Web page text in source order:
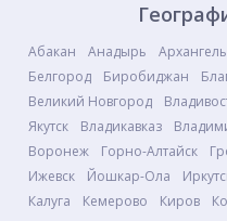
Абакан Анадырь
Белгород
Биробиджан
Великий Новгород
Якутск
Владикавказ
Воронеж
Горно-Алтайск
Ижевск
Йошкар-Ола
Калуга
Кемерово Киров